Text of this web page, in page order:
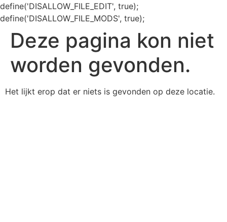
define('DISALLOW_FILE_EDIT', true);
define('DISALLOW_FILE_MODS', true);
Deze pagina kon niet
worden gevonden.
Het lijkt erop dat er niets is gevonden op deze locatie.